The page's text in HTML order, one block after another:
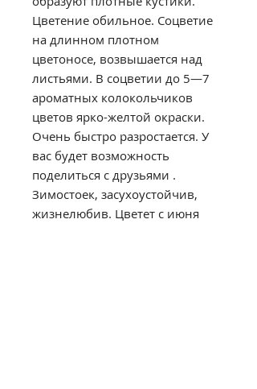
Цветение обильное. Соцветие
на длинном плотном
цветоносе, возвышается над
листьями. В соцветии до 5—7
ароматных колокольчиков
цветов ярко-желтой окраски.
Очень быстро разростается. У
вас будет возможность
поделиться с друзьями .
Зимостоек, засухоустойчив,
жизнелюбив. Цветет с июня